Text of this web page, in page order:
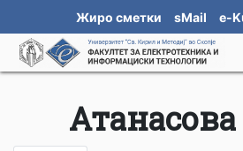
Жиро сметки sMail e-